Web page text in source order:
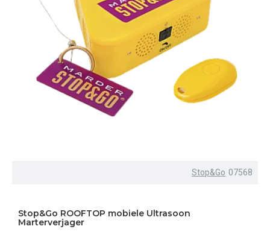
Stop&Go 07568
Stop&Go ROOFTOP mobiele Ultrasoon
Marterverjager